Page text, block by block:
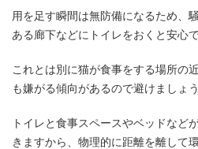
用を足す瞬間は無防備になるため、
ある廊下などにトイレをおくと安心で
これとは別に猫が食事をする場所の
も嫌がる傾向があるので避けましょう
トイレと食事スペースやベッドなど
きますから、物理的に距離を離して